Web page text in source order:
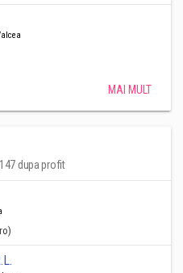
MAI MULT
dupa profit